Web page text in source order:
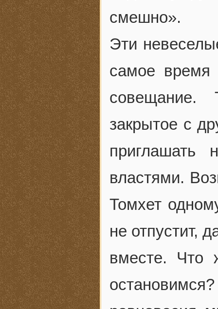
смешно».
Эти
самое время
совещание.
закрытое с
приглашать
властями.
Томхет
не отпустит,
вместе. Что